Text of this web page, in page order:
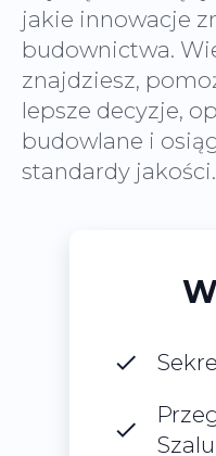
jakie innowacje
budownictwa.
znajdziesz,
lepsze decyzje,
budowlane i
standardy jakości.